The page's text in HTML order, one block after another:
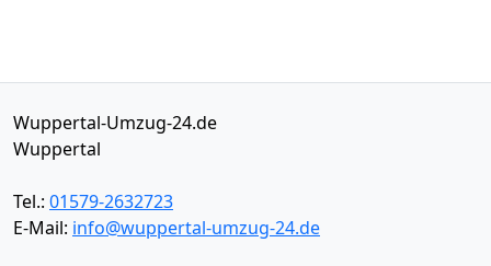
Wuppertal-Umzug-24.de
Wuppertal
Tel.: 01579-2632723
E-Mail: info@wuppertal-umzug-24.de